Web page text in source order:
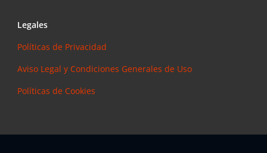
Legales
Políticas de Privacidad
Aviso Legal y Condiciones Generales de Uso
Políticas de Cookies